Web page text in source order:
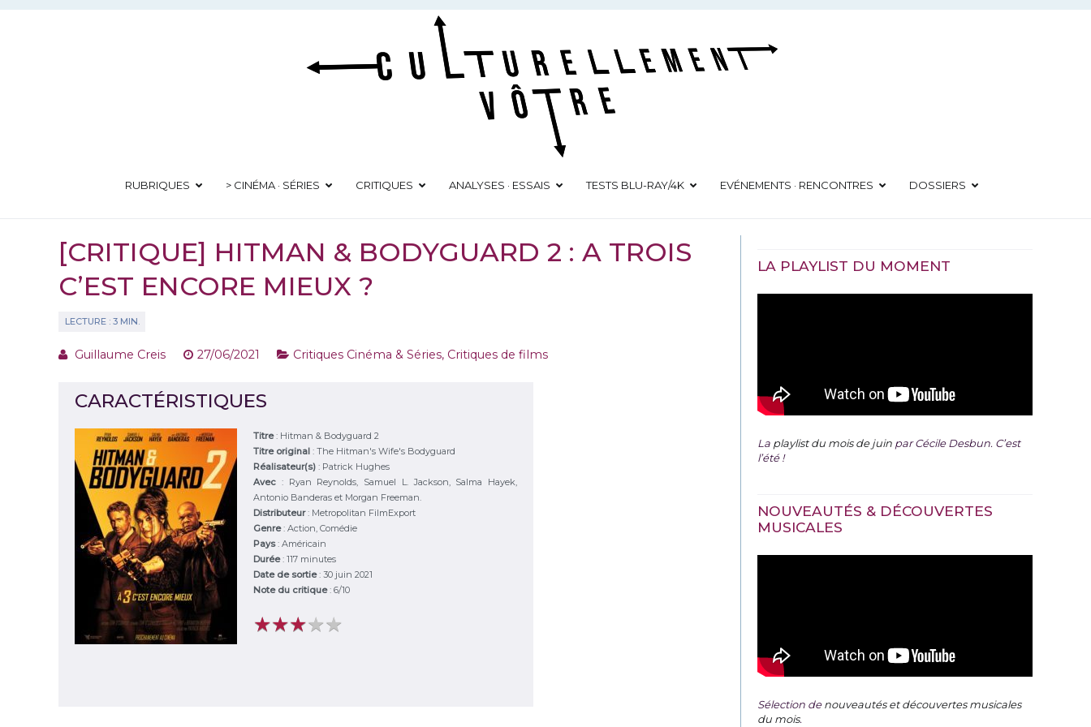
Aller
Culturellement Vôtre
RUBRIQUES > CINÉMA · SÉRIES CRITIQUES ANALYSES · ESSAIS TESTS BLU-RAY/4K EVÉNEMENTS · RENCONTRES DOSSIERS
[CRITIQUE] HITMAN & BODYGUARD 2 : A TROIS
C’EST ENCORE MIEUX ?
Guillaume Creis 27/06/2021 Critiques Cinéma & Séries, Critiques de films
CARACTÉRISTIQUES
Titre: Hitman & Bodyguard 2
Titre original : The Hitman's Wife's Bodyguard
Réalisateur(s) : Patrick Hughes
Avec : Ryan Reynolds, Samuel L. Jackson, Salma Hayek,
Antonio Banderas et Morgan Freeman.
Distributeur: Metropolitan FilmExport
Genre: Action, Comédie
Pays: Américain
Durée: 117 minutes
Date de sortie: 30 juin 2021
Note du critique: 6/10
★★★★★
★★★★★
LA PLAYLIST DU MOMENT
La playlist du mois de juin par Cécile Desbun. C’est
l’été !
NOUVEAUTÉS & DÉCOUVERTES
MUSICALES
Sélection denouveautés et découvertes musicales
du mois.